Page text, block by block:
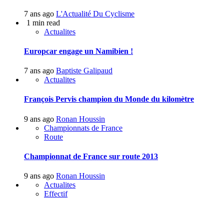
7 ans ago L'Actualité Du Cyclisme
1 min read
Actualites
Europcar engage un Namibien !
7 ans ago Baptiste Galipaud
Actualites
François Pervis champion du Monde du kilomètre
9 ans ago Ronan Houssin
Championnats de France
Route
Championnat de France sur route 2013
9 ans ago Ronan Houssin
Actualites
Effectif